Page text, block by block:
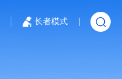
长者模式